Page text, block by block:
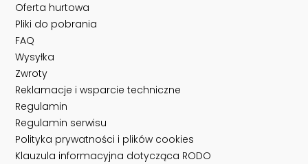
Oferta hurtowa
Pliki do pobrania
FAQ
Wysyłka
Zwroty
Reklamacje i wsparcie techniczne
Regulamin
Regulamin serwisu
Polityka prywatności i plików cookies
Klauzula informacyjna dotycząca RODO